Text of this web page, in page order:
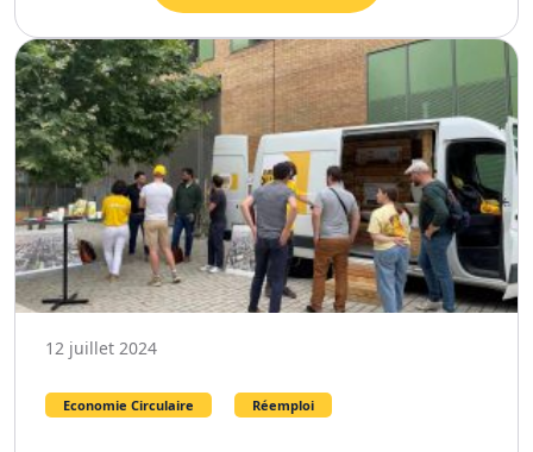
12 juillet 2024
Economie Circulaire Réemploi